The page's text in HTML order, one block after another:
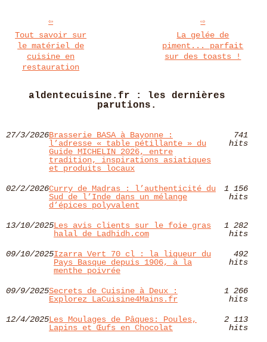
Tout savoir sur
le matériel de
cuisine en
restauration
La gelée de
piment... parfait
sur des toasts !
aldentecuisine.fr : les dernières
parutions.
27/3/2026Brasserie BASA à Bayonne :
l’adresse « table pétillante » du
Guide MICHELIN 2026, entre
tradition, inspirations asiatiques
et produits locaux
741
hits
02/2/2026Curry de Madras : l’authenticité du
Sud de l’Inde dans un mélange
d’épices polyvalent
1 156
hits
13/10/2025Les avis clients sur le foie gras
halal de Ladhidh.com
1 282
hits
09/10/2025Izarra Vert 70 cl : la liqueur du
Pays Basque depuis 1906, à la
menthe poivrée
492
hits
09/9/2025Secrets de Cuisine à Deux :
Explorez LaCuisine4Mains.fr
1 266
hits
12/4/2025Les Moulages de Pâques: Poules,
Lapins et Œufs en Chocolat
2 113
hits